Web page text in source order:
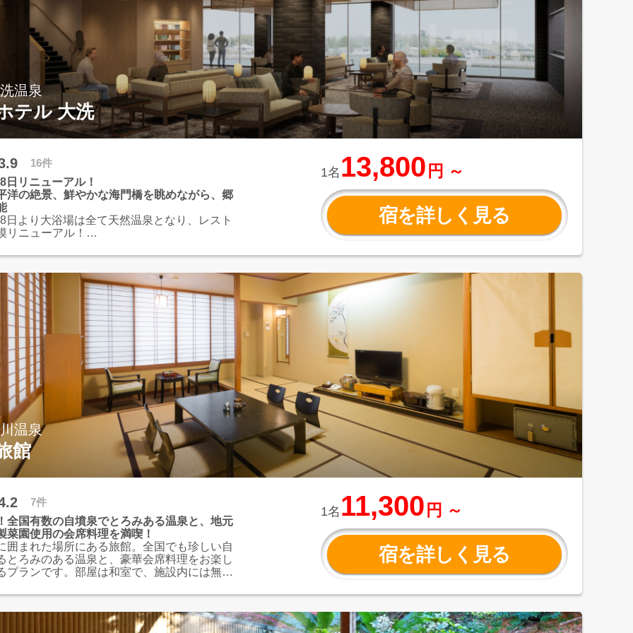
温泉
テル 大洗
16件
日リニューアル！
洋の絶景、鮮やかな海門橋を眺めながら、郷
日より大浴場は全て天然温泉となり、レスト
リニューアル！
と大浴場
あんこう鍋など海の幸と郷土料理を堪能
1名 13,800 円 ～
宿を詳しく見る
温泉
館
7件
全国有数の自墳泉でとろみある温泉と、地元
菜園使用の会席料理を満喫！
囲まれた場所にある旅館。全国でも珍しい自
とろみのある温泉と、豪華会席料理をお楽し
プランです。部屋は和室で、施設内には無料
。
1名 11,300 円 ～
宿を詳しく見る